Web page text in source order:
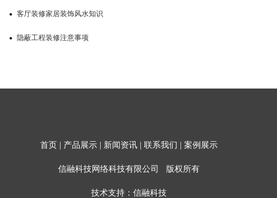
客厅装修家居装饰风水知识
隐蔽工程装修注意事项
首页 产品展示 新闻资讯 联系我们 案例展示
信融科技网络科技有限公司 版权所有
技术支持：信融科技